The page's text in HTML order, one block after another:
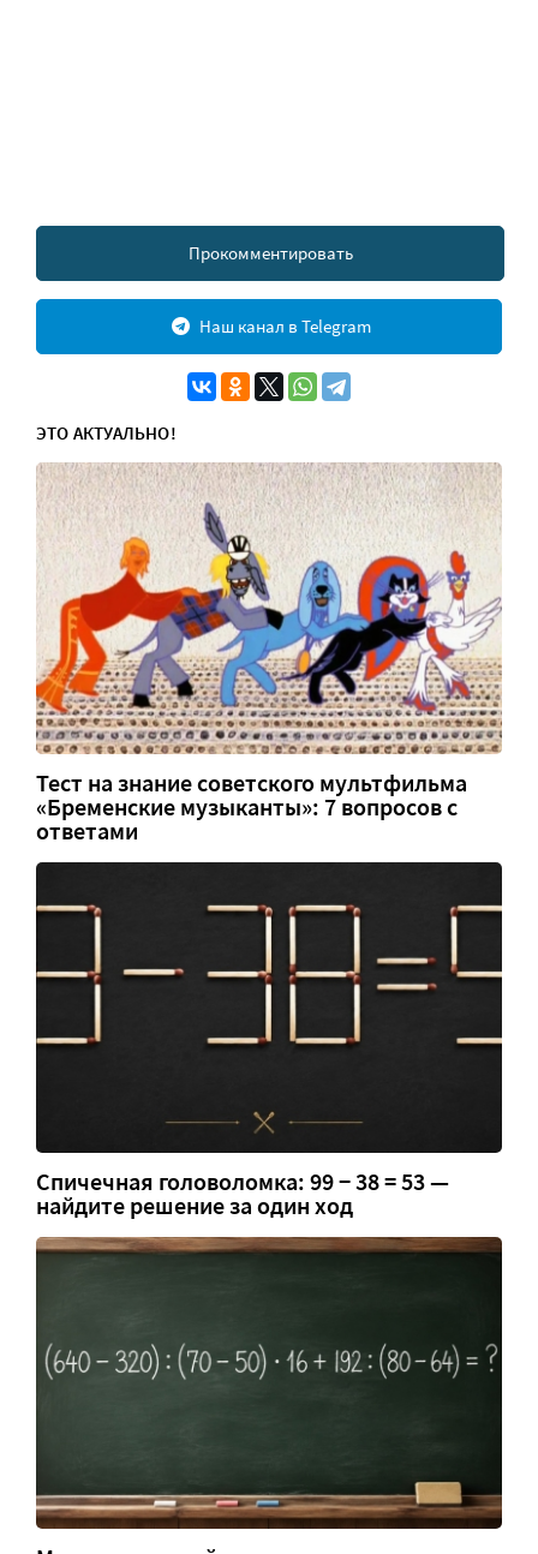
Прокомментировать
Наш канал в Telegram
ЭТО АКТУАЛЬНО!
Тест на знание советского мультфильма
«Бременские музыканты»: 7 вопросов с
ответами
Спичечная головоломка: 99 − 38 = 53 —
найдите решение за один ход